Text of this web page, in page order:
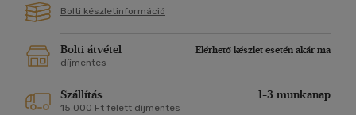
Bolti készletinformáció
Bolti átvétel
Elérhető készlet esetén akár ma
díjmentes
Szállítás 1-3 munkanap
15 000 Ft felett díjmentes